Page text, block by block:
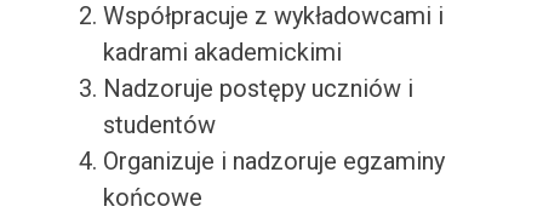
Współpracuje z wykładowcami i
kadrami akademickimi
Nadzoruje postępy uczniów i
studentów
Organizuje i nadzoruje egzaminy
końcowe